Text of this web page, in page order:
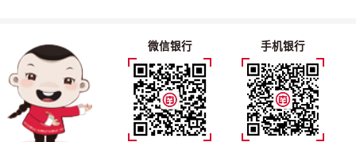
微信银行 手机银行